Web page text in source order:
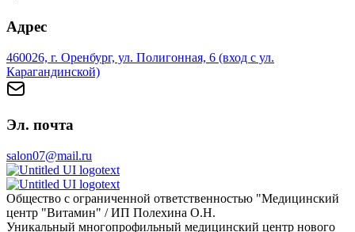
Адрес
460026, г. Оренбург, ул. Полигонная, 6 (вход с ул.
Карагандинской)
Эл. почта
salon07@mail.ru
Общество с ограниченной ответственностью "Медицинский
центр "Витамин" / ИП Полехина О.Н.
Уникальный многопрофильный медицинский центр нового